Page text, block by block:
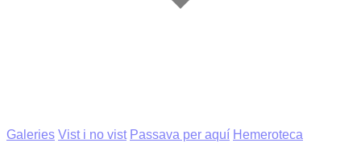
Galeries Vist i no vist Passava per aquí Hemeroteca